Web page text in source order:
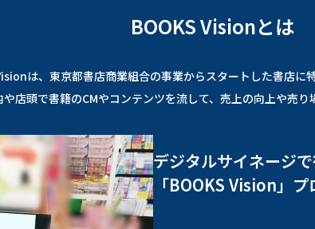
BOOKS Visionとは
は、東京都書店商業組合の事業からスタートした書店に
や店頭で書籍のCMやコンテンツを流して、売上の向上や売り
デジタルサイネージ
「BOOKS Vision」